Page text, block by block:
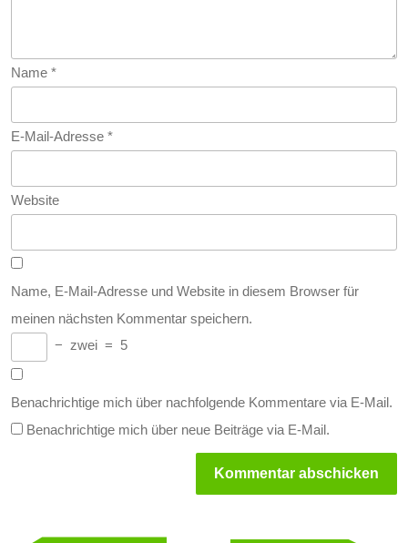
Name *
E-Mail-Adresse *
Website
Name, E-Mail-Adresse und Website in diesem Browser für
meinen nächsten Kommentar speichern.
− zwei = 5
Benachrichtige mich über nachfolgende Kommentare via E-Mail.
Benachrichtige mich über neue Beiträge via E-Mail.